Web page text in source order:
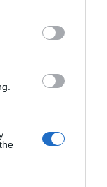
se hizo
llegad de la
el resto del
En
ha sido
que haber
ha
electricidad